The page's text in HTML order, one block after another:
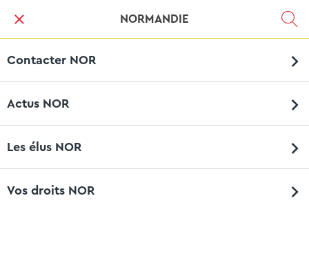
NORMANDIE
Contacter NOR
Actus NOR
Les élus NOR
Vos droits NOR